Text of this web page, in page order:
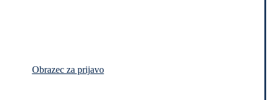
Obrazec za prijavo